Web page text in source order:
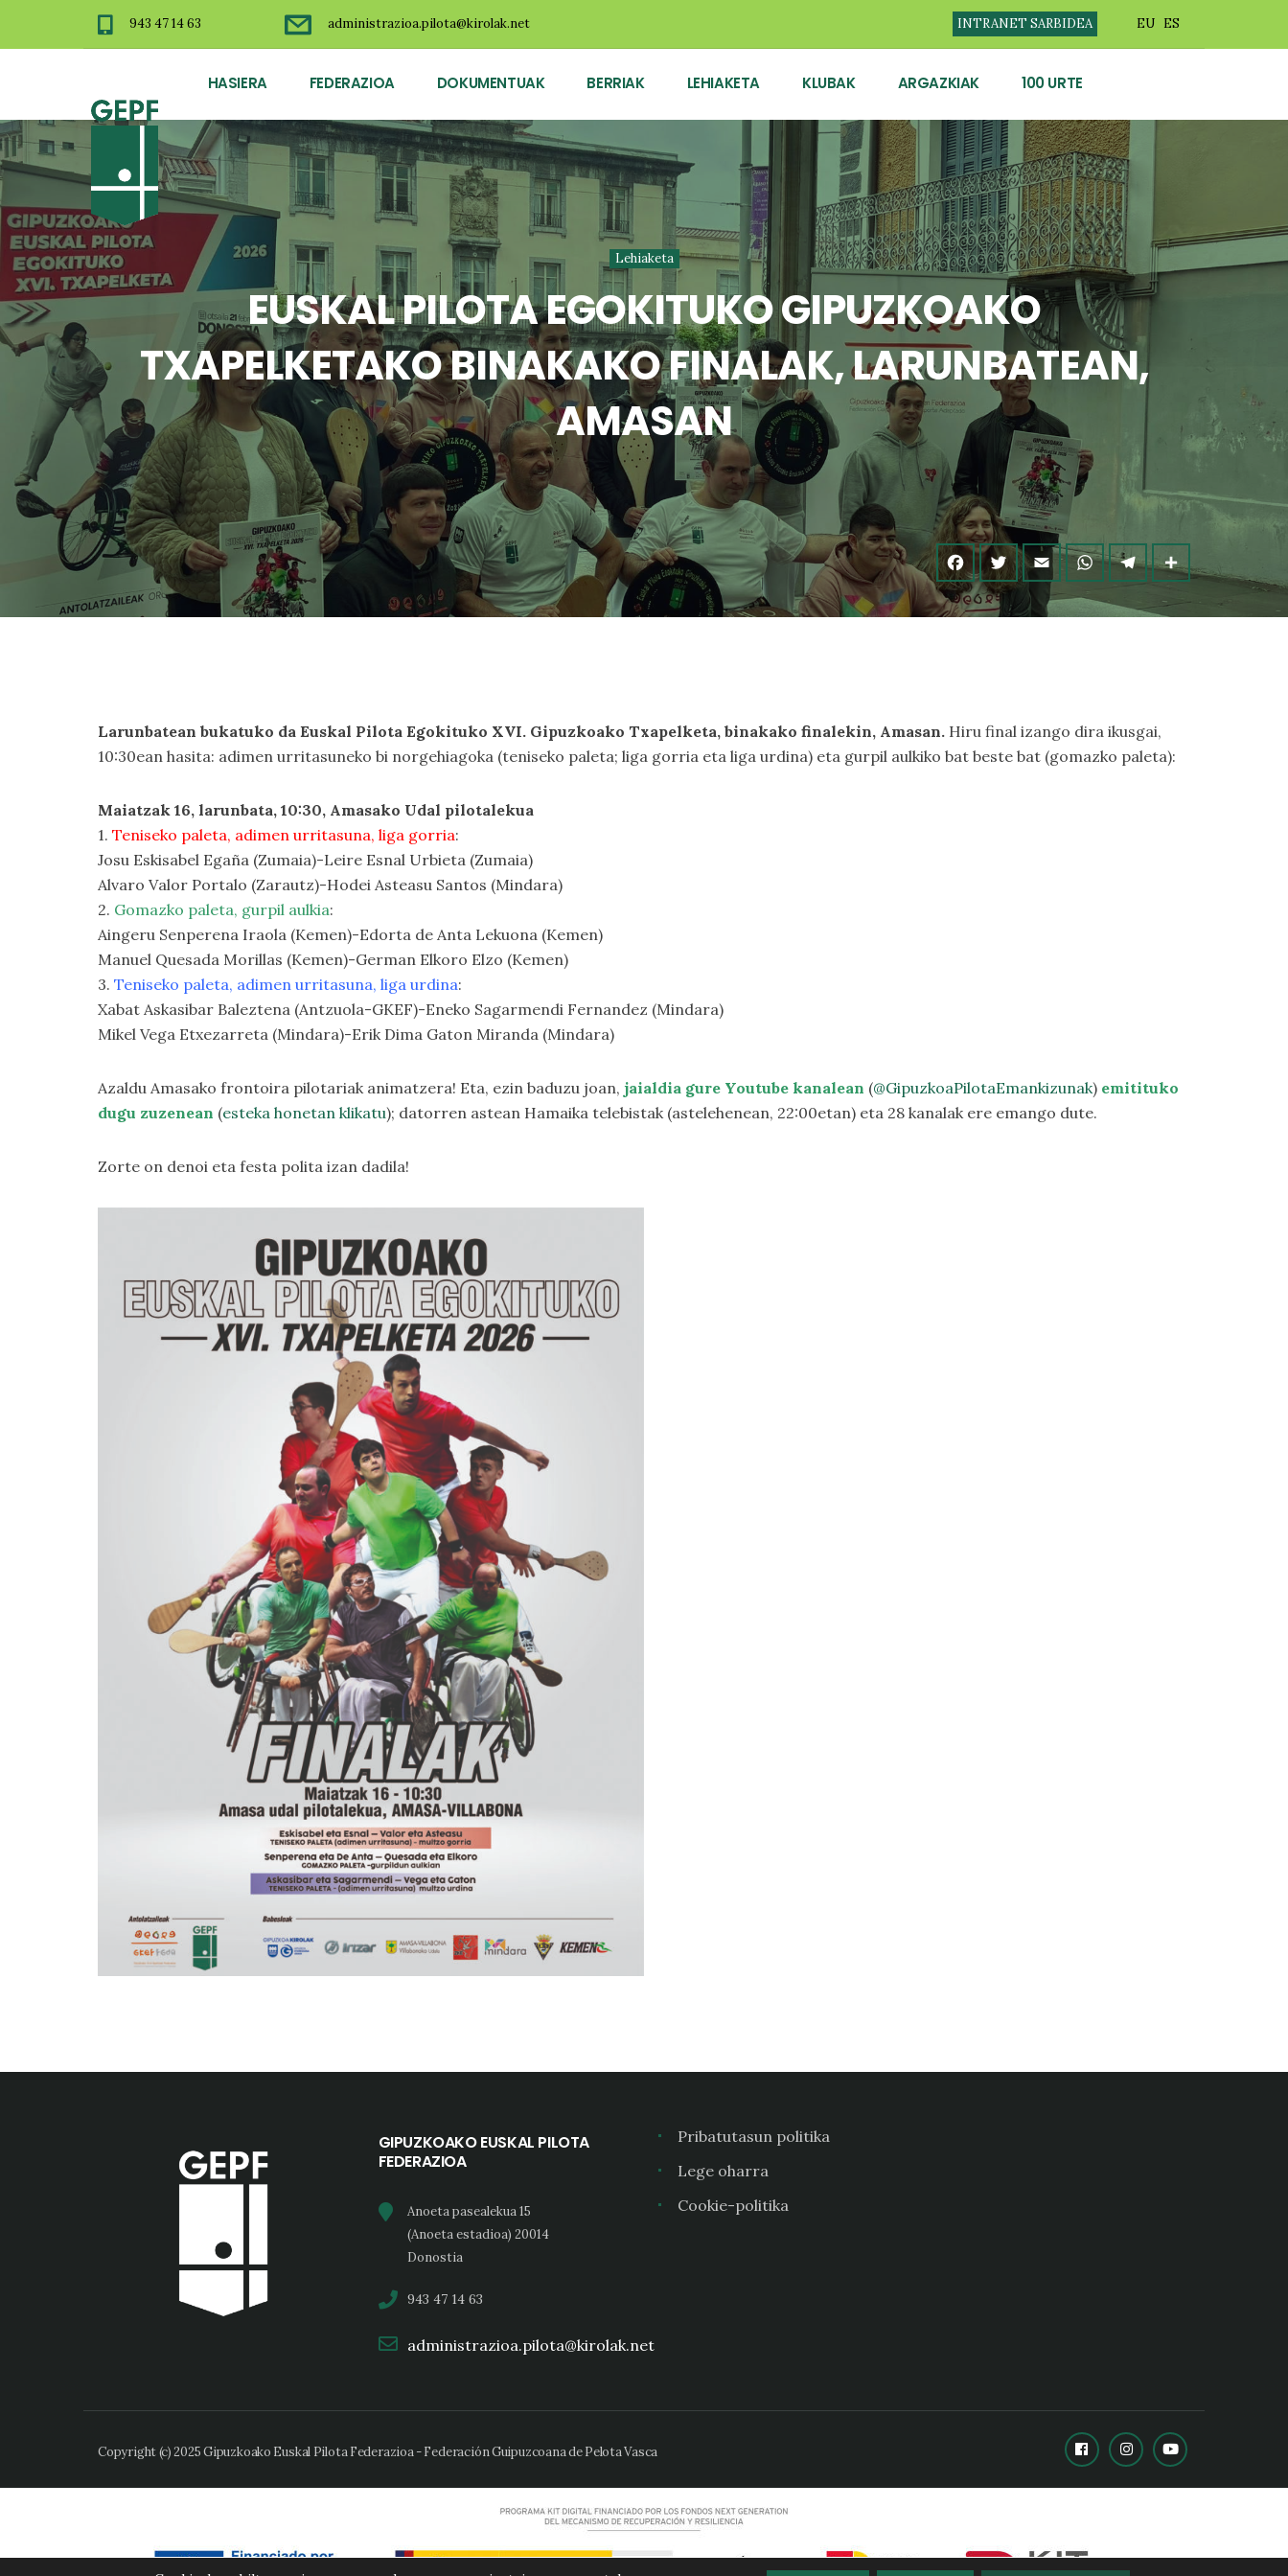
943 47 14 63 administrazioa.pilota@kirolak.net INTRANET SARBIDEA EU ES
HASIERA FEDERAZIOA DOKUMENTUAK BERRIAK LEHIAKETA KLUBAK ARGAZKIAK 100 URTE
Lehiaketa
EUSKAL PILOTA EGOKITUKO GIPUZKOAKO
TXAPELKETAKO BINAKAKO FINALAK, LARUNBATEAN,
AMASAN
Larunbatean bukatuko da Euskal Pilota Egokituko XVI. Gipuzkoako Txapelketa, binakako finalekin, Amasan. Hiru final izango dira ikusgai,
10:30ean hasita: adimen urritasuneko bi norgehiagoka (teniseko paleta; liga gorria eta liga urdina) eta gurpil aulkiko bat beste bat (gomazko paleta):
Maiatzak 16, larunbata, 10:30, Amasako Udal pilotalekua
1. Teniseko paleta, adimen urritasuna, liga gorria:
Josu Eskisabel Egaña (Zumaia)-Leire Esnal Urbieta (Zumaia)
Alvaro Valor Portalo (Zarautz)-Hodei Asteasu Santos (Mindara)
2. Gomazko paleta, gurpil aulkia:
Aingeru Senperena Iraola (Kemen)-Edorta de Anta Lekuona (Kemen)
Manuel Quesada Morillas (Kemen)-German Elkoro Elzo (Kemen)
3. Teniseko paleta, adimen urritasuna, liga urdina:
Xabat Askasibar Baleztena (Antzuola-GKEF)-Eneko Sagarmendi Fernandez (Mindara)
Mikel Vega Etxezarreta (Mindara)-Erik Dima Gaton Miranda (Mindara)
Azaldu Amasako frontoira pilotariak animatzera! Eta, ezin baduzu joan, jaialdia gure Youtube kanalean (@GipuzkoaPilotaEmankizunak) emitituko
dugu zuzenean (esteka honetan klikatu); datorren astean Hamaika telebistak (astelehenean, 22:00etan) eta 28 kanalak ere emango dute.
Zorte on denoi eta festa polita izan dadila!
GIPUZKOAKO EUSKAL PILOTA
FEDERAZIOA
Anoeta pasealekua 15
(Anoeta estadioa) 20014
Donostia
943 47 14 63
administrazioa.pilota@kirolak.net
Pribatutasun politika
Lege oharra
Cookie-politika
Copyright (c) 2025 Gipuzkoako Euskal Pilota Federazioa - Federación Guipuzcoana de Pelota Vasca